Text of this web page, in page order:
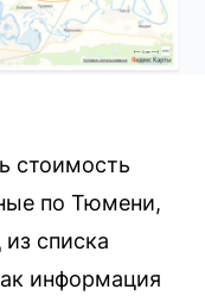
стоимость
по Тюмени,
списка
информация